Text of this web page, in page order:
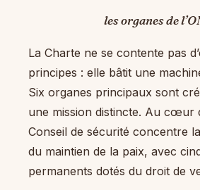
les organes de
La Charte ne se contente pas
principes : elle bâtit une
Six organes principaux sont
une mission distincte. Au cœur
Conseil de sécurité concentre
du maintien de la paix, avec
permanents dotés du droit de